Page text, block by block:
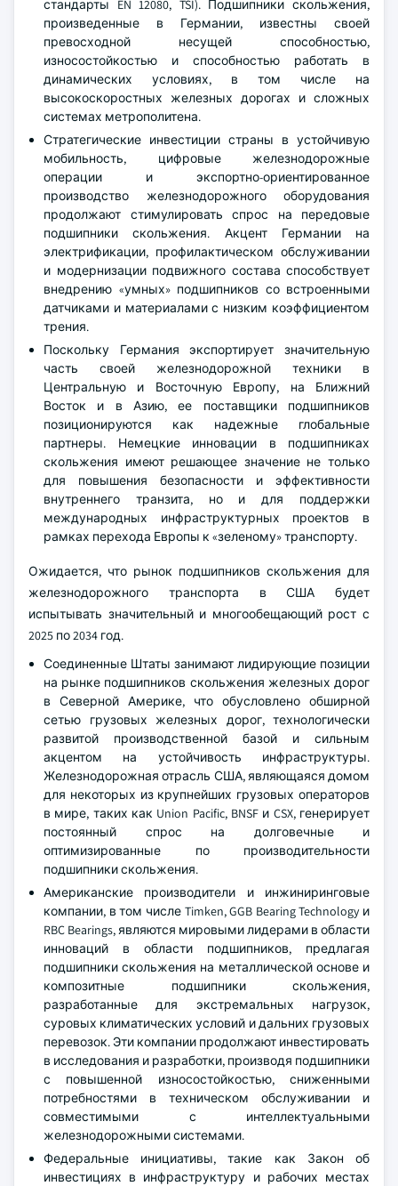
стандарты EN 12080, TSI). Подшипники скольжения,
произведенные в Германии, известны своей
превосходной несущей способностью,
износостойкостью и способностью работать в
динамических условиях, в том числе на
высокоскоростных железных дорогах и сложных
системах метрополитена.
Стратегические инвестиции страны в устойчивую
мобильность, цифровые железнодорожные
операции и экспортно-ориентированное
производство железнодорожного оборудования
продолжают стимулировать спрос на передовые
подшипники скольжения. Акцент Германии на
электрификации, профилактическом обслуживании
и модернизации подвижного состава способствует
внедрению «умных» подшипников со встроенными
датчиками и материалами с низким коэффициентом
трения.
Поскольку Германия экспортирует значительную
часть своей железнодорожной техники в
Центральную и Восточную Европу, на Ближний
Восток и в Азию, ее поставщики подшипников
позиционируются как надежные глобальные
партнеры. Немецкие инновации в подшипниках
скольжения имеют решающее значение не только
для повышения безопасности и эффективности
внутреннего транзита, но и для поддержки
международных инфраструктурных проектов в
рамках перехода Европы к «зеленому» транспорту.
Ожидается, что рынок подшипников скольжения для
железнодорожного транспорта в США будет
испытывать значительный и многообещающий рост с
2025 по 2034 год.
Соединенные Штаты занимают лидирующие позиции
на рынке подшипников скольжения железных дорог
в Северной Америке, что обусловлено обширной
сетью грузовых железных дорог, технологически
развитой производственной базой и сильным
акцентом на устойчивость инфраструктуры.
Железнодорожная отрасль США, являющаяся домом
для некоторых из крупнейших грузовых операторов
в мире, таких как Union Pacific, BNSF и CSX, генерирует
постоянный спрос на долговечные и
оптимизированные по производительности
подшипники скольжения.
Американские производители и инжиниринговые
компании, в том числе Timken, GGB Bearing Technology и
RBC Bearings, являются мировыми лидерами в области
инноваций в области подшипников, предлагая
подшипники скольжения на металлической основе и
композитные подшипники скольжения,
разработанные для экстремальных нагрузок,
суровых климатических условий и дальних грузовых
перевозок. Эти компании продолжают инвестировать
в исследования и разработки, производя подшипники
с повышенной износостойкостью, сниженными
потребностями в техническом обслуживании и
совместимыми с интеллектуальными
железнодорожными системами.
Федеральные инициативы, такие как Закон об
инвестициях в инфраструктуру и рабочих местах